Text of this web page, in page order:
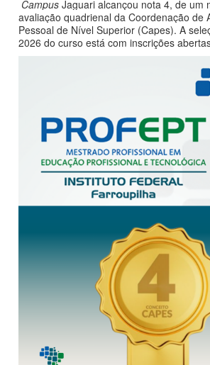
Campus Jaguari alcançou nota 4, de um
avaliação quadrienal da Coordenação de
Pessoal de Nível Superior (Capes). A
2026 do curso está com inscrições